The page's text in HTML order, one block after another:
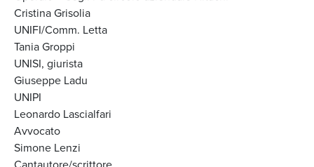
Cristina Grisolia
UNIFI/Comm. Letta
Tania Groppi
UNISI, giurista
Giuseppe Ladu
UNIPI
Leonardo Lascialfari
Avvocato
Simone Lenzi